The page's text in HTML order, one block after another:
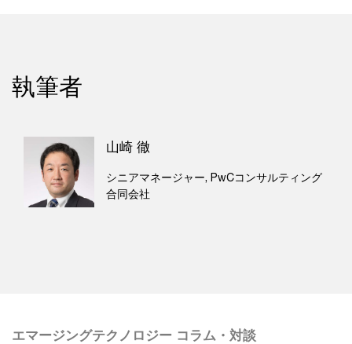
執筆者
山崎 徹
シニアマネージャー, PwCコンサルティング
合同会社
エマージングテクノロジー コラム・対談